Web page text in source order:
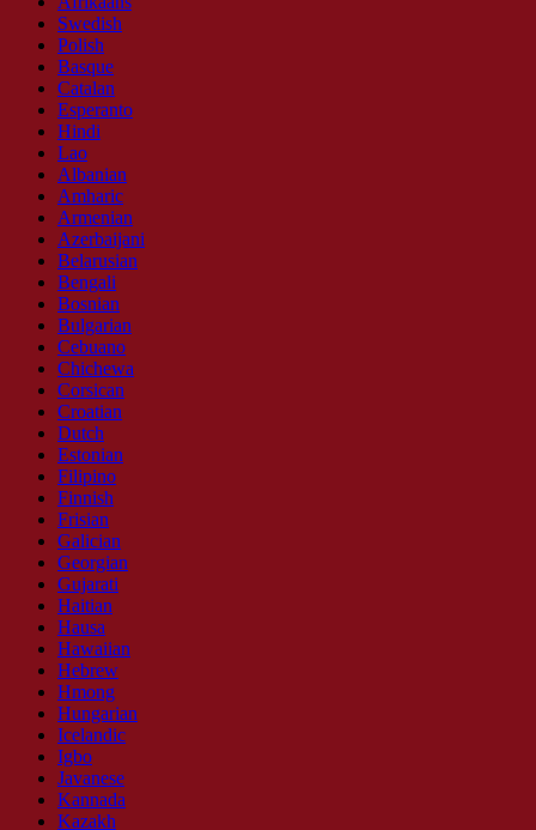
Swedish
Polish
Basque
Catalan
Esperanto
Hindi
Lao
Albanian
Amharic
Armenian
Azerbaijani
Belarusian
Bengali
Bosnian
Bulgarian
Cebuano
Chichewa
Corsican
Croatian
Dutch
Estonian
Filipino
Finnish
Frisian
Galician
Georgian
Gujarati
Haitian
Hausa
Hawaiian
Hebrew
Hmong
Hungarian
Icelandic
Igbo
Javanese
Kannada
Kazakh